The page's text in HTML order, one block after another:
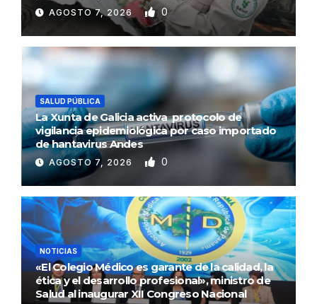
AGOSTO 7, 2026 0
SALUD PÚBLICA
La Xunta de Galicia activa protocolo de
vigilancia epidemiológica por caso importado
de hantavirus Andes
AGOSTO 7, 2026 0
NOTICIAS
«El Colegio Médico es garante de la calidad, la
ética y el desarrollo profesional», ministro de
Salud al inaugurar XII Congreso Nacional